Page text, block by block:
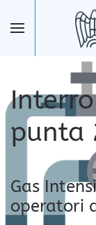
Skip to
punta
Gas
operatori